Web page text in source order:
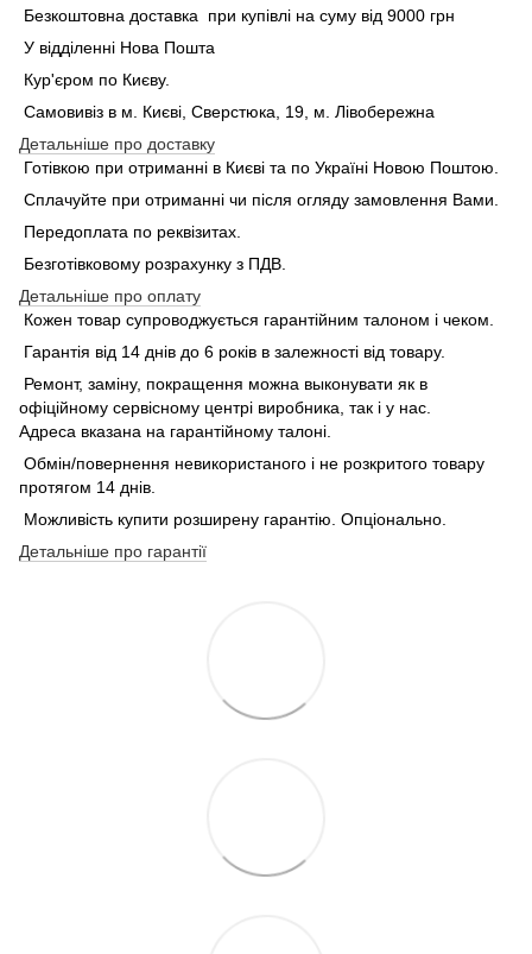
Безкоштовна доставка при купівлі на суму від 9000 грн
У відділенні Нова Пошта
Кур'єром по Києву.
Самовивіз в м. Києві, Сверстюка, 19, м. Лівобережна
Детальніше про доставку
Готівкою при отриманні в Києві та по Україні Новою Поштою.
Сплачуйте при отриманні чи після огляду замовлення Вами.
Передоплата по реквізитах.
Безготівковому розрахунку з ПДВ.
Детальніше про оплату
Кожен товар супроводжується гарантійним талоном і чеком.
Гарантія від 14 днів до 6 років в залежності від товару.
Ремонт, заміну, покращення можна выконувати як в
офіційному сервісному центрі виробника, так і у нас.
Адреса вказана на гарантійному талоні.
Обмін/повернення невикористаного і не розкритого товару
протягом 14 днів.
Можливість купити розширену гарантію. Опціонально.
Детальніше про гарантії